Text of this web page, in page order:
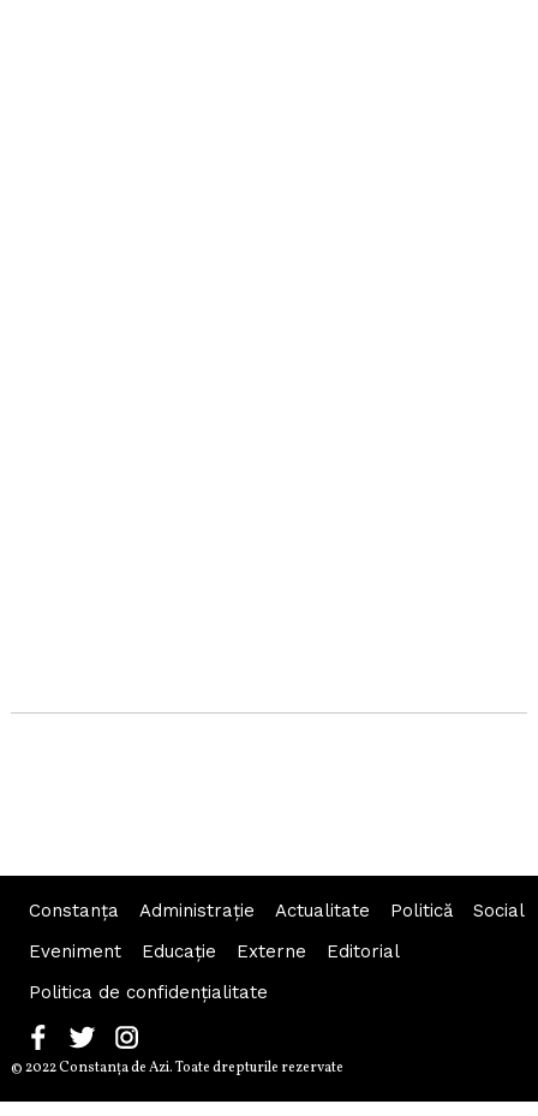
Constanța Administraţie Actualitate Politică
Social
Eveniment
Educaţie Externe
Editorial
Politica de confidențialitate
© 2022 Constanţa de Azi. Toate drepturile rezervate